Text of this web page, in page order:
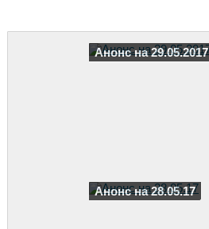
Анонс на 29.05.2017
Анонс на 28.05.17